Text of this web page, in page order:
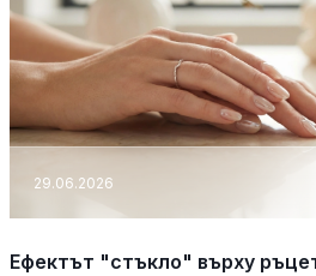
29.06.2026
Ефектът "стъкло" върху